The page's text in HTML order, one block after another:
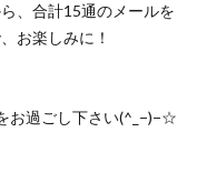
、合計15通のメールを
お楽しみに！
お過ごし下さい(^_−)−☆